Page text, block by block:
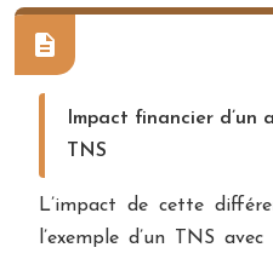
Impact financier
TNS
L’impact de cette
l’exemple d’un TNS